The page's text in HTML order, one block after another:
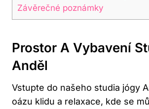
Závěrečné poznámky
Prostor A Vybavení
Anděl
Vstupte do našeho studia jógy
oázu klidu a relaxace, kde se